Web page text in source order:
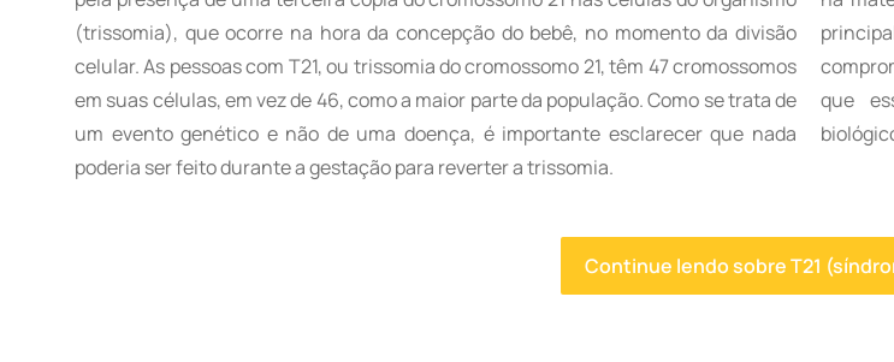
(trissomia), que ocorre na hora da concepção do bebê, no momento da divisão
celular. As pessoas com T21, ou trissomia do cromossomo 21, têm 47 cromossomos
em suas células, em vez de 46, como a maior parte da população. Como se trata de
um evento genético e não de uma doença, é importante esclarecer que nada
poderia ser feito durante a gestação para reverter a trissomia.
que
Continue lendo sobre T21